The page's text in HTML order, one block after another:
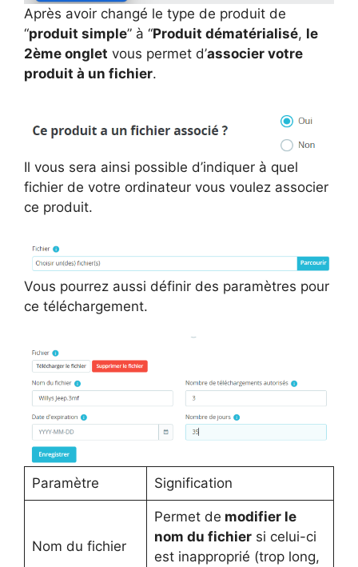
Après avoir changé le type de produit de
“produit simple” à “Produit dématérialisé, le
2ème onglet vous permet d’associer votre
produit à un fichier.
Il vous sera ainsi possible d’indiquer à quel
fichier de votre ordinateur vous voulez associer
ce produit.
Vous pourrez aussi définir des paramètres pour
ce téléchargement.
Paramètre Signification
Nom du fichier
Permet de modifier le
nom du fichiersi celui-ci
est inapproprié (trop long,